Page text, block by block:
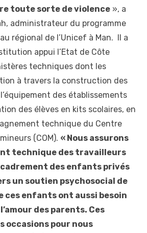
toute sorte de violence », a
administrateur du programme
régional de l’Unicef à Man. Il a
appui l’Etat de Côte
techniques dont les
à travers la construction des
des établissements
des élèves en kits scolaires, en
technique du Centre
(COM). « Nous assurons
technique des travailleurs
des enfants privés
un soutien psychosocial de
ces enfants ont aussi besoin
des parents. Ces
occasions pour nous